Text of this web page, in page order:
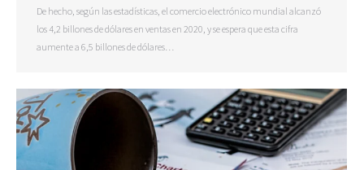
De hecho, según las estadísticas, el comercio electrónico mundial alcanzó
los 4,2 billones de dólares en ventas en 2020, y se espera que esta cifra
aumente a 6,5 billones de dólares…